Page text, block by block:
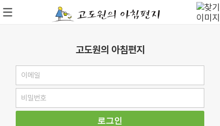
고도원의 아침편지
로그인